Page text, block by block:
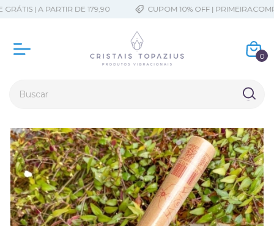
| A PARTIR DE 179,90 CUPOM 10% OFF |
0